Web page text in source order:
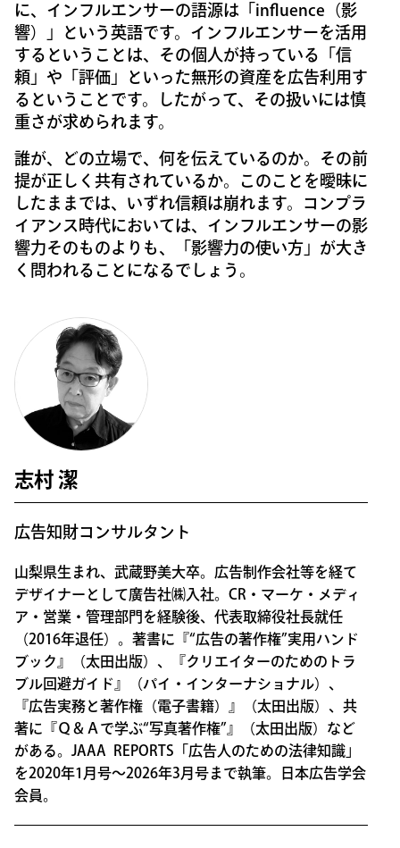
志村 潔
広告知財コンサルタント
山梨県生まれ、武蔵野美大卒。広告制作会社等を経て
デザイナーとして廣告社㈱入社。CR・マーケ・メディ
ア・営業・管理部門を経験後、代表取締役社長就任
（2016年退任）。著書に『“広告の著作権”実用ハンド
ブック』（太田出版）、『クリエイターのためのトラ
ブル回避ガイド』（パイ・インターナショナル）、
『広告実務と著作権（電子書籍）』（太田出版）、共
著に『Ｑ＆Ａで学ぶ“写真著作権”』（太田出版）など
がある。JAAA REPORTS「広告人のための法律知識」
を2020年1月号～2026年3月号まで執筆。日本広告学会
会員。
に、インフルエンサーの語源は「influence（影
響）」という英語です。インフルエンサーを活用
するということは、その個人が持っている「信
頼」や「評価」といった無形の資産を広告利用す
るということです。したがって、その扱いには慎
重さが求められます。
誰が、どの立場で、何を伝えているのか。その前
提が正しく共有されているか。このことを曖昧に
したままでは、いずれ信頼は崩れます。コンプラ
イアンス時代においては、インフルエンサーの影
響力そのものよりも、「影響力の使い方」が大き
く問われることになるでしょう。